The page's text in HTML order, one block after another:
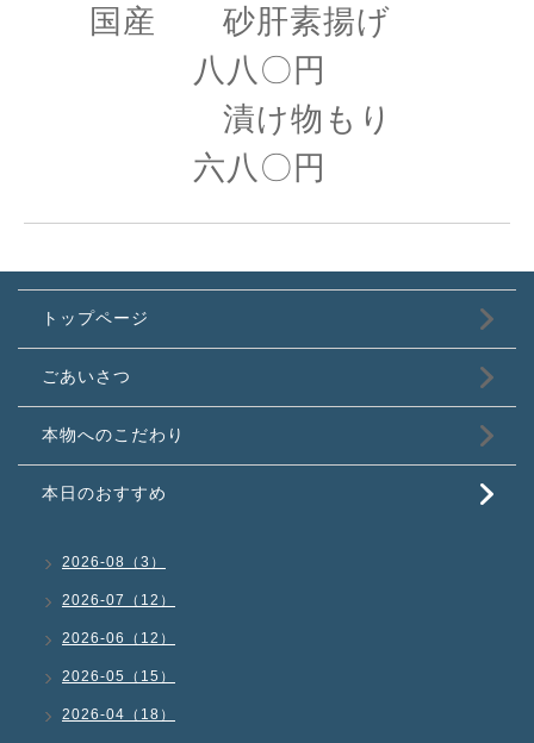
国産 砂肝素揚げ
八八〇円
漬け物もり
六八〇円
トップページ
ごあいさつ
本物へのこだわり
本日のおすすめ
2026-08（3）
2026-07（12）
2026-06（12）
2026-05（15）
2026-04（18）